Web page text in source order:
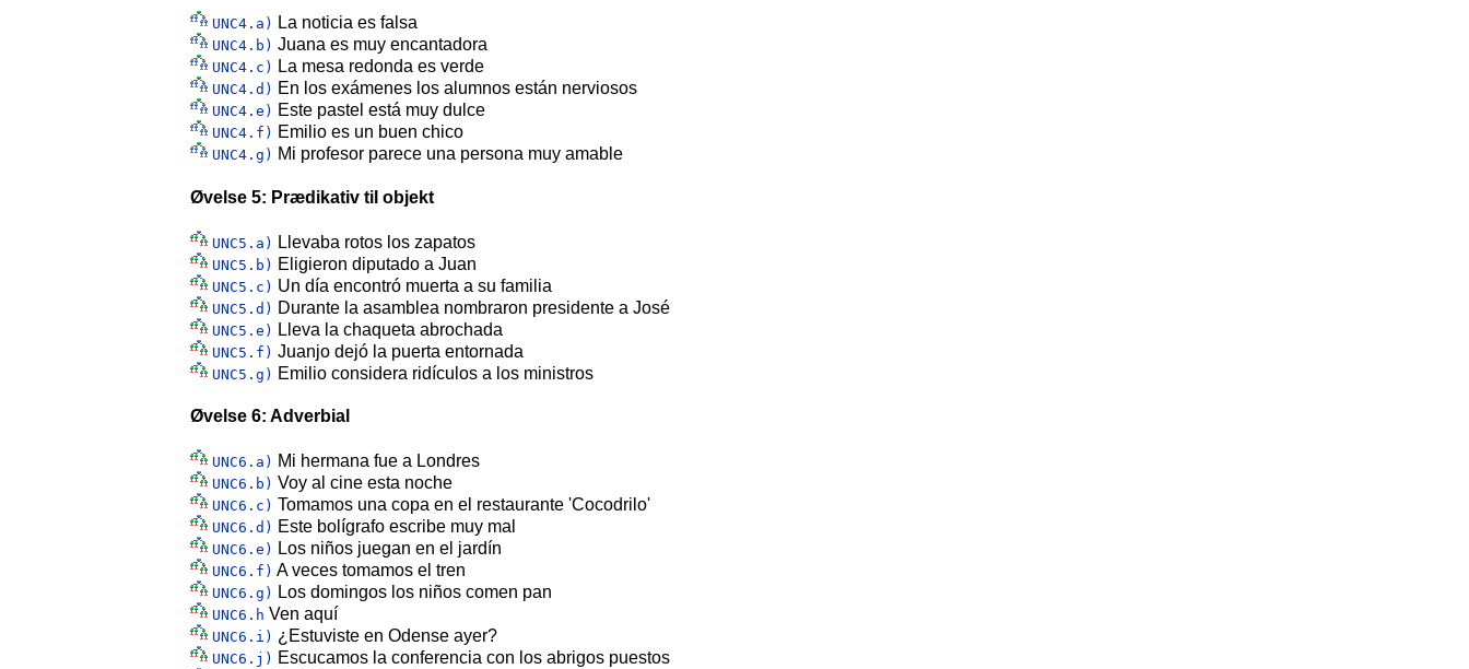
UNC4.a) La noticia es falsa
UNC4.b) Juana es muy encantadora
UNC4.c) La mesa redonda es verde
UNC4.d) En los exámenes los alumnos están nerviosos
UNC4.e) Este pastel está muy dulce
UNC4.f) Emilio es un buen chico
UNC4.g) Mi profesor parece una persona muy amable
Øvelse 5: Prædikativ til objekt
UNC5.a) Llevaba rotos los zapatos
UNC5.b) Eligieron diputado a Juan
UNC5.c) Un día encontró muerta a su familia
UNC5.d) Durante la asamblea nombraron presidente a José
UNC5.e) Lleva la chaqueta abrochada
UNC5.f) Juanjo dejó la puerta entornada
UNC5.g) Emilio considera ridículos a los ministros
Øvelse 6: Adverbial
UNC6.a) Mi hermana fue a Londres
UNC6.b) Voy al cine esta noche
UNC6.c) Tomamos una copa en el restaurante 'Cocodrilo'
UNC6.d) Este bolígrafo escribe muy mal
UNC6.e) Los niños juegan en el jardín
UNC6.f) A veces tomamos el tren
UNC6.g) Los domingos los niños comen pan
UNC6.h Ven aquí
UNC6.i) ¿Estuviste en Odense ayer?
UNC6.j) Escucamos la conferencia con los abrigos puestos